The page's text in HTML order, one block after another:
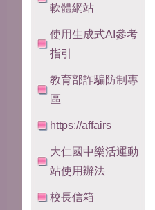
軟體網站
使用生成式AI參考
指引
教育部詐騙防制專
區
https://affairs
大仁國中樂活運動
站使用辦法
校長信箱